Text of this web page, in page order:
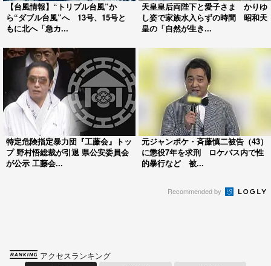
【台風情報】“トリプル台風”か
ら“ダブル台風”へ 13号、15号と
もに北へ「急カ...
天皇皇后両陛下と愛子さま かりゆ
し姿で家族水入らずの時間 昭和天
皇の「自然が生き...
特定危険指定暴力団『工藤会』トッ
プ 野村悟総裁が引退 県公安委員会
が公示 工藤会...
元ジャンポケ・斉藤慎二被告（43）
に懲役7年を求刑 ロケバス内で性
的暴行など 被...
Recommended by
アクセスランキング